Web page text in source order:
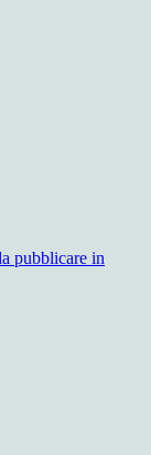
pubblicare in